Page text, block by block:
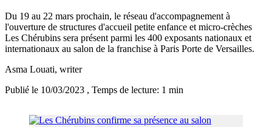
Du 19 au 22 mars prochain, le réseau d'accompagnement à
l'ouverture de structures d'accueil petite enfance et micro-crèches
Les Chérubins sera présent parmi les 400 exposants nationaux et
internationaux au salon de la franchise à Paris Porte de Versailles.
Asma Louati, writer
Publié le 10/03/2023 , Temps de lecture: 1 min